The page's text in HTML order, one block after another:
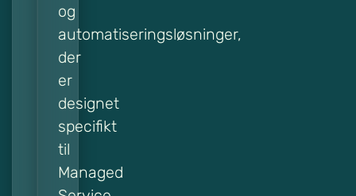
og
automatiseringsløsninger,
der
er
designet
specifikt
til
Managed